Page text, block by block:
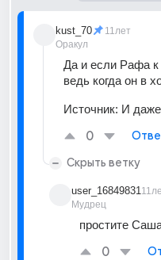
kust_70
Оракул
11лет
Да и если Рафа к
ведь когда он в
Источник: И даже
0
Скрыть ветку
user_16849831
Мудрец
простите
0